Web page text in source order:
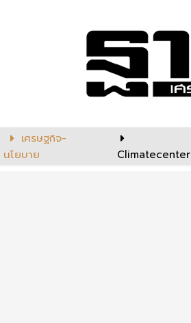
เศรษฐกิจ-
นโยบาย
Climatecenter